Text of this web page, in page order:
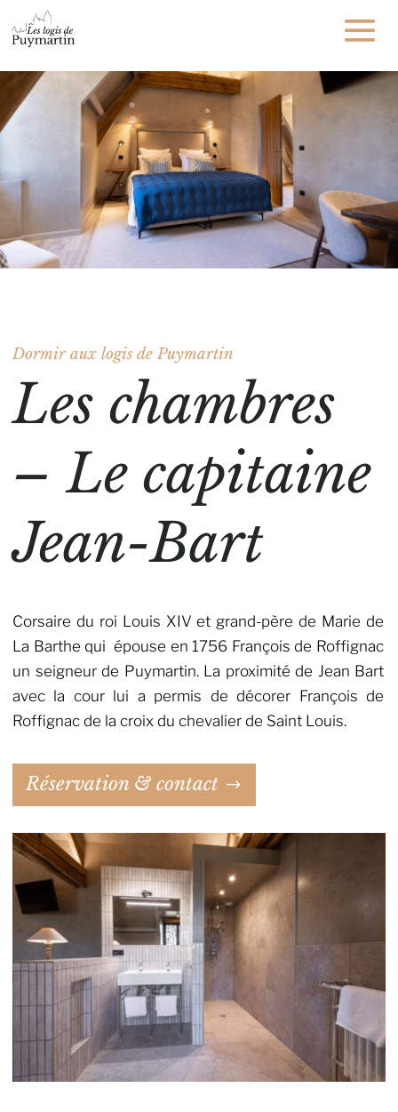
Dormir aux logis de Puymartin
Les chambres
– Le capitaine
Jean-Bart
Corsaire du roi Louis XIV et grand-père de Marie de
La Barthe qui épouse en 1756 François de Roffignac
un seigneur de Puymartin. La proximité de Jean Bart
avec la cour lui a permis de décorer François de
Roffignac de la croix du chevalier de Saint Louis.
Réservation & contact